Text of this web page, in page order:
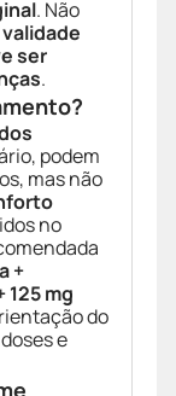
. Não
ser
.
podem
mas não
no
+
mg
do
e